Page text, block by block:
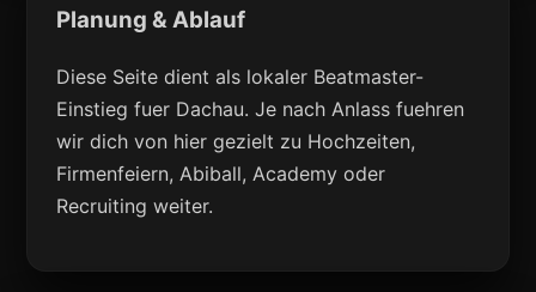
Planung & Ablauf
Diese Seite dient als lokaler Beatmaster-
Einstieg fuer Dachau. Je nach Anlass fuehren
wir dich von hier gezielt zu Hochzeiten,
Firmenfeiern, Abiball, Academy oder
Recruiting weiter.